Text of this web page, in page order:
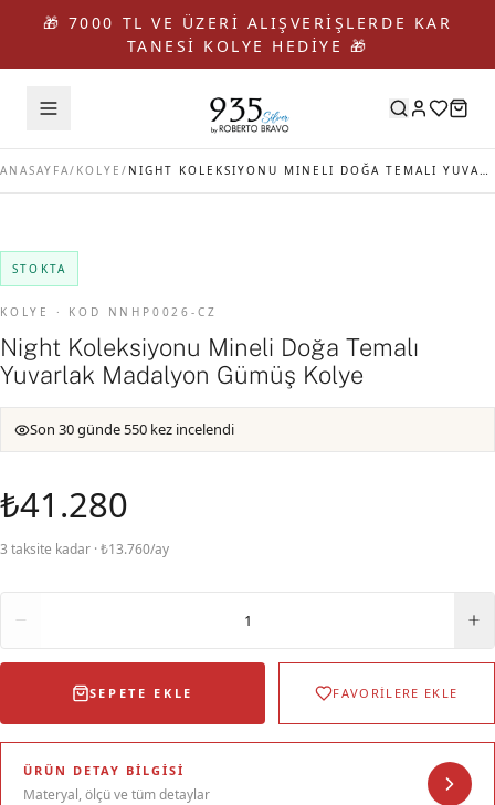
🎁 7000 TL VE ÜZERİ ALIŞVERİŞLERDE KAR
TANESİ KOLYE HEDİYE 🎁
ANASAYFA/ KOLYE / NIGHT KOLEKSIYONU MINELI DOĞA TEMALI YUVARLAK MADALYON GÜMÜŞ KOLYE
STOKTA
KOLYE · KOD NNHP0026-CZ
Night Koleksiyonu Mineli Doğa Temalı
Yuvarlak Madalyon Gümüş Kolye
Son 30 günde 550 kez incelendi
₺41.280
3 taksite kadar · ₺13.760/ay
1
SEPETE EKLE FAVORİLERE EKLE
ÜRÜN DETAY BILGISI
Materyal, ölçü ve tüm detaylar